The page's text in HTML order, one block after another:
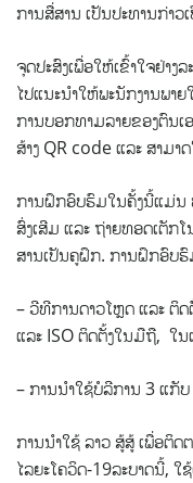
ການສື່ສານ ເປັນປະທານກ່າ
ຈຸດປະສົງເພື່ອໃຫ້ເຂົ້າໃຈຢ່າ
ໄປແນະນຳໃຫ້ພະນັກງານພາ
ການບອກທາມລາຍຂອງຕົນເ
ສ້າງ QR code ແລະ ສາມ
ການຝຶກອົບຮົມໃນຄັ້ງນີ້ແມ່ນ
ສົ່ງເສີມ ແລະ ຖ່າຍທອດເຕັກ
ສານເປັນຄູຝຶກ. ການຝຶກອົບ
– ວີທີການດາວໂຫຼດ ແລະ ຕິ
ແລະ ISO ຕິດຕັ້ງໃນມືຖື, ໃ
– ການນໍາໃຊ້ບໍລີການ 3 ແກັບ
ການນໍາໃຊ້ ລາວ ສູ້ສູ້ ເພື່ອຕິດ
ໄລຍະໂຄວິດ-19ລະບາດນີ້,